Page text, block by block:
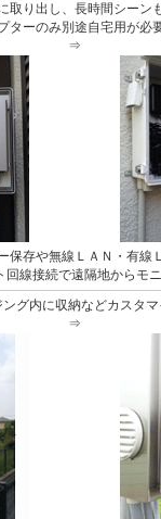
取り出し、長時間シーン
ターのみ別途自宅用が必
⇒
保存や無線ＬＡＮ・有線
線接続で遠隔地からモ
グ内に収納などカスタ
⇒